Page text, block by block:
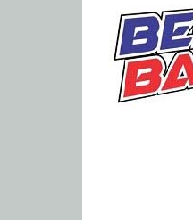
Portal
Berita
Balap
Paling